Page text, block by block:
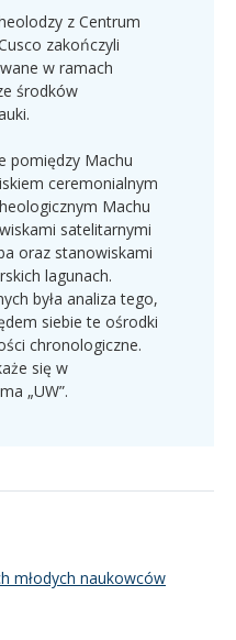
z Centrum
zakończyli
w ramach
środków
pomiędzy Machu
ceremonialnym
Machu
satelitarnymi
oraz stanowiskami
lagunach.
była analiza tego,
siebie te ośrodki
chronologiczne.
się w
„UW”.
młodych naukowców